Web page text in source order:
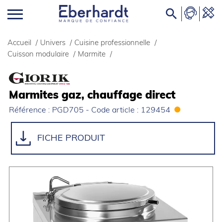

Accueil / Univers / Cuisine professionnelle /
Cuisson modulaire / Marmite /
Marmites gaz, chauffage direct
Référence : PGD705 - Code article : 129454
FICHE PRODUIT